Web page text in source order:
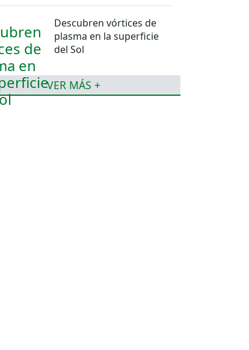
Descubren vórtices de
plasma en la superficie
del Sol
VER MÁS +